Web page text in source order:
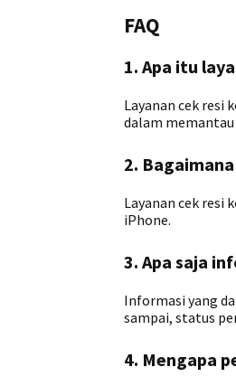
FAQ
1. Apa itu
Layanan cek resi
dalam
2.
Layanan cek resi
iPhone.
3. Apa saja
Informasi yang
sampai, status
4. Mengapa